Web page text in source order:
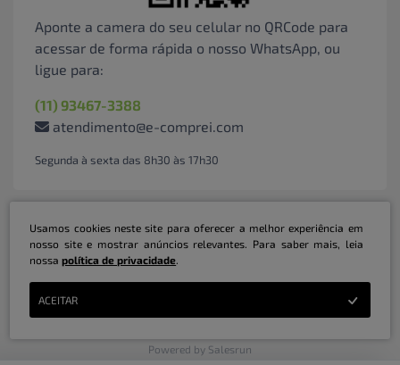
Aponte a camera do seu celular no QRCode para
acessar de forma rápida o nosso WhatsApp, ou
ligue para:
(11) 93467-3388
atendimento@e-comprei.com
Segunda à sexta das 8h30 às 17h30
Marketplace B2B Serviços Inteligentes Ltda | CNPJ: 31.415.786/0001-31 | ©
Powered by Salesrun
Usamos cookies neste site para oferecer a melhor experiência em
nosso site e mostrar anúncios relevantes. Para saber mais, leia
nossapolítica de privacidade.
ACEITAR